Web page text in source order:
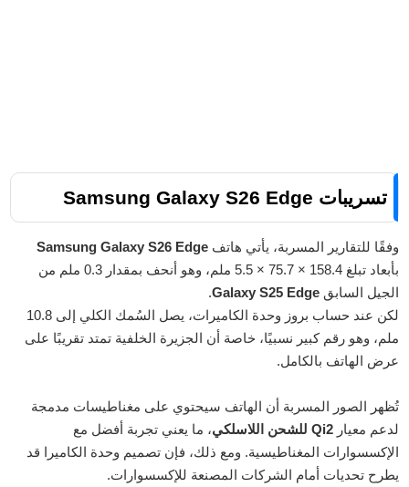
تسريبات Samsung Galaxy S26 Edge
وفقًا للتقارير المسربة، يأتي هاتف Samsung Galaxy S26 Edge
بأبعاد تبلغ 158.4 × 75.7 × 5.5 ملم، وهو أنحف بمقدار 0.3 ملم من
الجيل السابق Galaxy S25 Edge
.
لكن عند حساب بروز وحدة الكاميرات، يصل السُمك الكلي إلى 10.8
ملم، وهو رقم كبير نسبيًا، خاصة أن الجزيرة الخلفية تمتد تقريبًا على
عرض الهاتف بالكامل.
تُظهر الصور المسربة أن الهاتف سيحتوي على مغناطيسات مدمجة
لدعم معيار Qi2 للشحن اللاسلكي
، ما يعني تجربة أفضل مع
الإكسسوارات المغناطيسية. ومع ذلك، فإن تصميم وحدة الكاميرا قد
يطرح تحديات أمام الشركات المصنعة للإكسسوارات.